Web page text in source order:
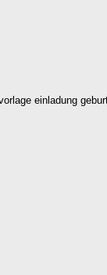
einladung